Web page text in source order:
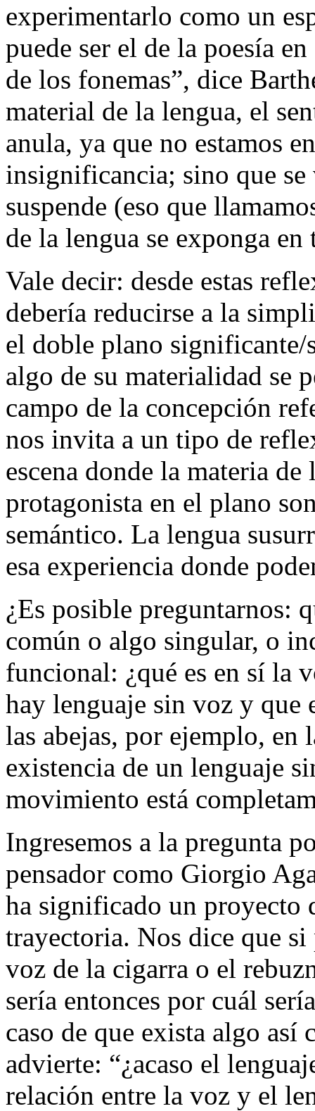
experimentarlo como un
puede ser el de la poesía
de los fonemas”, dice
material de la lengua, el
anula, ya que no estamos
insignificancia; sino que
suspende (eso que
de la lengua se exponga en
Vale decir: desde estas
debería reducirse a la
el doble plano significante/
algo de su materialidad se
campo de la concepción
nos invita a un tipo de
escena donde la materia
protagonista en el plano
semántico. La lengua
esa experiencia donde
¿Es posible preguntarnos:
común o algo singular, o
funcional: ¿qué es en sí la
hay lenguaje sin voz y que
las abejas, por ejemplo, en
existencia de un lenguaje
movimiento está
Ingresemos a la pregunta
pensador como Giorgio
ha significado un proyecto
trayectoria. Nos dice que
voz de la cigarra o el
sería entonces por cuál
caso de que exista algo así
advierte: “¿acaso el
relación entre la voz y el